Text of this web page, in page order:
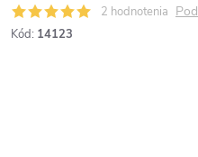
2 hodnotenia
Kód: 14123